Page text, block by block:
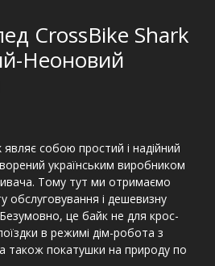
CrossBike Shark
Неоновий
собою простий і надійний
українським виробником
Тому тут ми отримаємо
обслуговування і дешевизну
це байк не для крос-
в режимі дім-робота з
також покатушки на природу по